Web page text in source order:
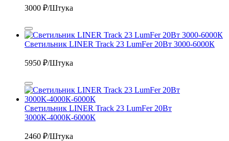
3000 ₽/Штука
Светильник LINER Track 23 LumFer 20Вт 3000-6000К
5950 ₽/Штука
Светильник LINER Track 23 LumFer 20Вт
3000К-4000К-6000К
2460 ₽/Штука